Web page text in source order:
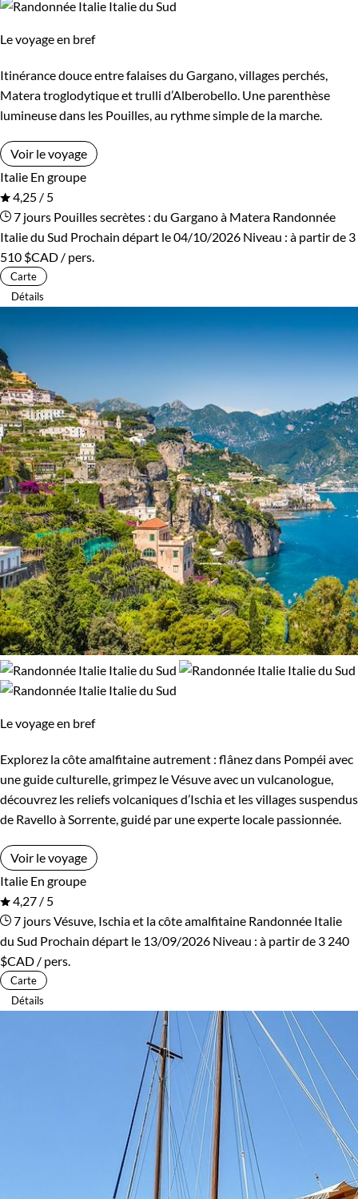
Le voyage en bref
Itinérance douce entre falaises du Gargano, villages perchés,
Matera troglodytique et trulli d’Alberobello. Une parenthèse
lumineuse dans les Pouilles, au rythme simple de la marche.
Voir le voyage
Italie En groupe
4,25 / 5
7 jours Pouilles secrètes : du Gargano à Matera Randonnée
Italie du Sud Prochain départ le 04/10/2026 Niveau : à partir de 3
510 $CAD / pers.
Carte
Détails
Le voyage en bref
Explorez la côte amalfitaine autrement : flânez dans Pompéi avec
une guide culturelle, grimpez le Vésuve avec un vulcanologue,
découvrez les reliefs volcaniques d’Ischia et les villages suspendus
de Ravello à Sorrente, guidé par une experte locale passionnée.
Voir le voyage
Italie En groupe
4,27 / 5
7 joursVésuve, Ischia et la côte amalfitaine Randonnée Italie
du Sud Prochain départ le 13/09/2026 Niveau : à partir de 3 240
$CAD / pers.
Carte
Détails